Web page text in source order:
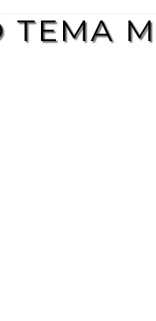
TEMA